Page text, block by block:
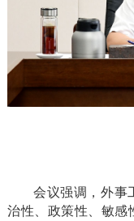
会议强调，外事
治性、政策性、敏感